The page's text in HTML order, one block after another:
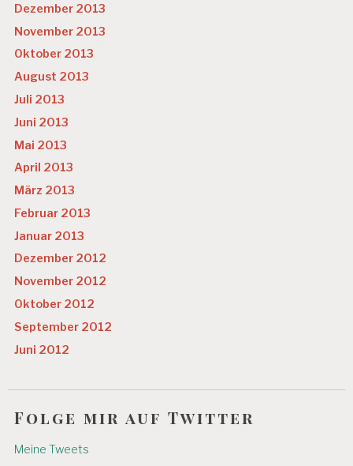
Dezember 2013
November 2013
Oktober 2013
August 2013
Juli 2013
Juni 2013
Mai 2013
April 2013
März 2013
Februar 2013
Januar 2013
Dezember 2012
November 2012
Oktober 2012
September 2012
Juni 2012
Folge mir auf Twitter
Meine Tweets